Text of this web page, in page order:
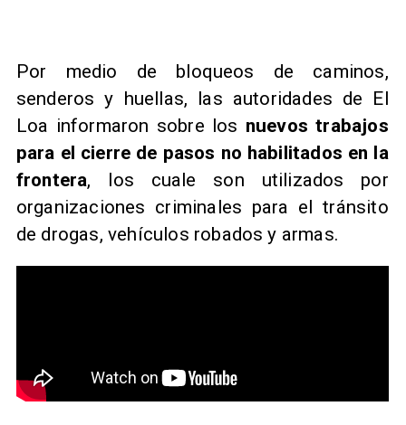
Por medio de bloqueos de caminos,
senderos y huellas, las autoridades de El
Loa informaron sobre los nuevos trabajos
para el cierre de pasos no habilitados en la
frontera, los cuale son utilizados por
organizaciones criminales para el tránsito
de drogas, vehículos robados y armas.